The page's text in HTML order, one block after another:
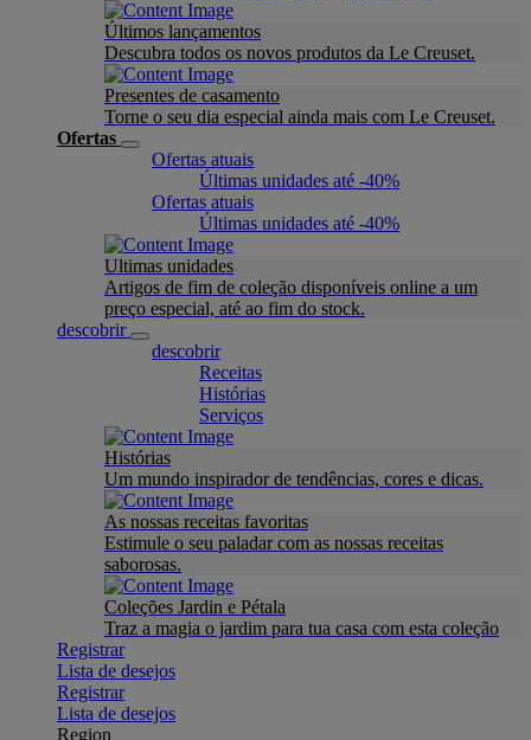
Últimos lançamentos
Descubra todos os novos produtos da Le Creuset.
Presentes de casamento
Torne o seu dia especial ainda mais com Le Creuset.
Ofertas
Ofertas atuais
Últimas unidades até -40%
Ofertas atuais
Últimas unidades até -40%
Ultimas unidades
Artigos de fim de coleção disponíveis online a um
preço especial, até ao fim do stock.
descobrir
descobrir
Receitas
Histórias
Serviços
Histórias
Um mundo inspirador de tendências, cores e dicas.
As nossas receitas favoritas
Estimule o seu paladar com as nossas receitas
saborosas.
Coleções Jardin e Pétala
Traz a magia o jardim para tua casa com esta coleção
Registrar
Lista de desejos
Registrar
Lista de desejos
Region